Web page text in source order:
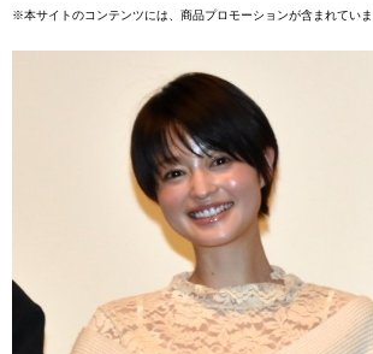
※本サイトのコンテンツには、商品プロモーションが含まれていま